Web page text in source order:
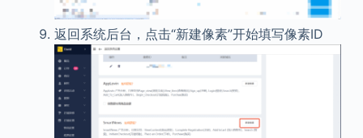
返回系统后台，点击“新建像素”开始填写像素ID